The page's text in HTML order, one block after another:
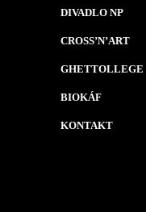
DIVADLO NP
CROSS’N’ART
GHETTOLLEGE
BIOKÁF
KONTAKT